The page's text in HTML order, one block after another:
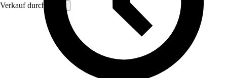
Verkauf durch: VCM